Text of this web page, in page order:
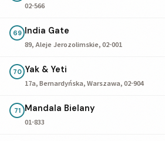
02-566
69 India Gate
89, Aleje Jerozolimskie, 02-001
70 Yak & Yeti
17a, Bernardyńska, Warszawa, 02-904
71 Mandala Bielany
01-833